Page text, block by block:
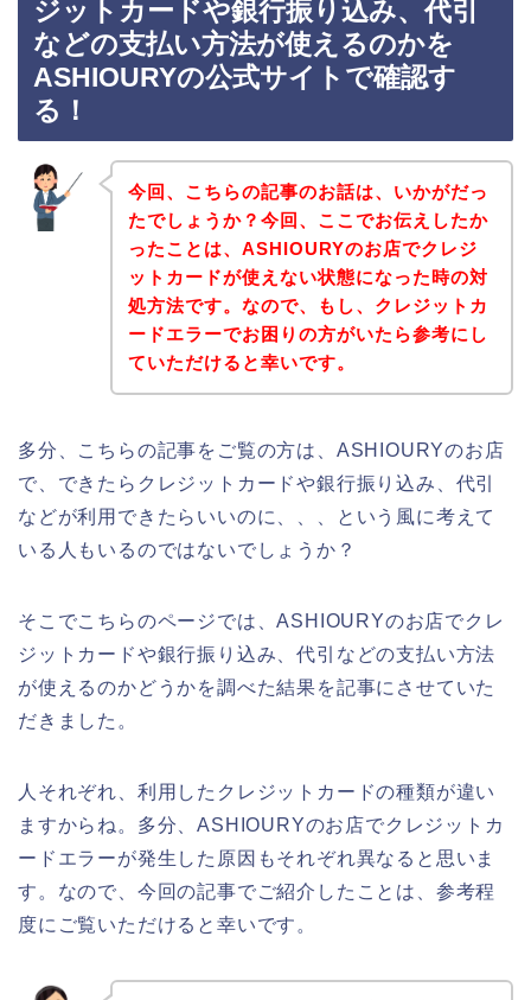
ジットカードや銀行振り込み、代引
などの支払い方法が使えるのかを
ASHIOURYの公式サイトで確認す
る！
今回、こちらの記事のお話は、いかがだっ
たでしょうか？今回、ここでお伝えしたか
ったことは、ASHIOURYのお店でクレジ
ットカードが使えない状態になった時の対
処方法です。なので、もし、クレジットカ
ードエラーでお困りの方がいたら参考にし
ていただけると幸いです。
多分、こちらの記事をご覧の方は、ASHIOURYのお店
で、できたらクレジットカードや銀行振り込み、代引
などが利用できたらいいのに、、、という風に考えて
いる人もいるのではないでしょうか？
そこでこちらのページでは、ASHIOURYのお店でクレ
ジットカードや銀行振り込み、代引などの支払い方法
が使えるのかどうかを調べた結果を記事にさせていた
だきました。
人それぞれ、利用したクレジットカードの種類が違い
ますからね。多分、ASHIOURYのお店でクレジットカ
ードエラーが発生した原因もそれぞれ異なると思いま
す。なので、今回の記事でご紹介したことは、参考程
度にご覧いただけると幸いです。